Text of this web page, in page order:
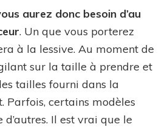
aurez donc besoin d’au
. Un que vous porterez
à la lessive. Au moment de
sur la taille à prendre et
tailles fourni dans la
Parfois, certains modèles
Il est vrai que le